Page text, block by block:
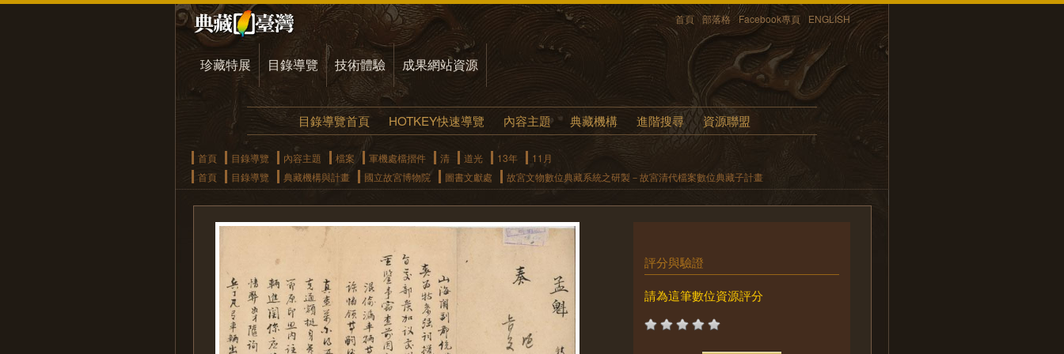
首頁 部落格 Facebook專頁 ENGLISH
珍藏特展 目錄導覽 技術體驗 成果網站資源
目錄導覽首頁 HOTKEY快速導覽 內容主題 典藏機構 進階搜尋 資源聯盟
首頁 目錄導覽 內容主題 檔案 軍機處檔摺件 清 道光 13年
11月
首頁
目錄導覽 典藏機構與計畫 國立故宮博物院 圖書文獻處 故宮文物數位典藏系統之研製－故宮清代檔案數位典藏子計畫
評分與驗證
請為這筆數位資源評分